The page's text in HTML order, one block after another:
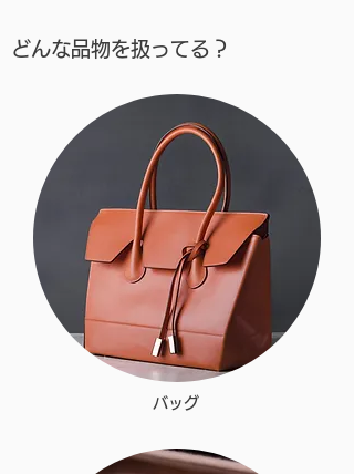
どんな品物を扱ってる？
バッグ